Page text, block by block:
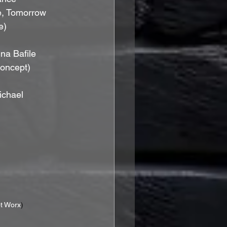
Tomorrow
Bafile
Worx)